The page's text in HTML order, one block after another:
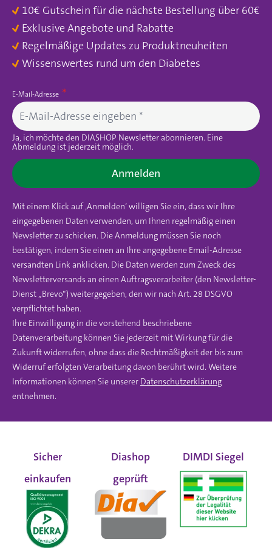
10€ Gutschein für die nächste Bestellung über 60€
Exklusive Angebote und Rabatte
Regelmäßige Updates zu Produktneuheiten
Wissenswertes rund um den Diabetes
E-Mail-Adresse
Ja, ich möchte den DIASHOP Newsletter abonnieren. Eine
Abmeldung ist jederzeit möglich.
Anmelden
Mit einem Klick auf ‚Anmelden‘ willigen Sie ein, dass wir Ihre
eingegebenen Daten verwenden, um Ihnen regelmäßig einen
Newsletter zu schicken. Die Anmeldung müssen Sie noch
bestätigen, indem Sie einen an Ihre angegebene Email-Adresse
versandten Link anklicken. Die Daten werden zum Zweck des
Newsletterversands an einen Auftragsverarbeiter (den Newsletter-
Dienst „Brevo“) weitergegeben, den wir nach Art. 28 DSGVO
verpflichtet haben.
Ihre Einwilligung in die vorstehend beschriebene
Datenverarbeitung können Sie jederzeit mit Wirkung für die
Zukunft widerrufen, ohne dass die Rechtmäßigkeit der bis zum
Widerruf erfolgten Verarbeitung davon berührt wird. Weitere
Informationen können Sie unserer Datenschutzerklärung
entnehmen.
Sicher
einkaufen
Diashop
geprüft
DIMDI Siegel